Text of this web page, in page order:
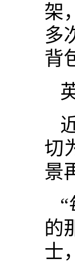
架
多
背
切
景
的
士